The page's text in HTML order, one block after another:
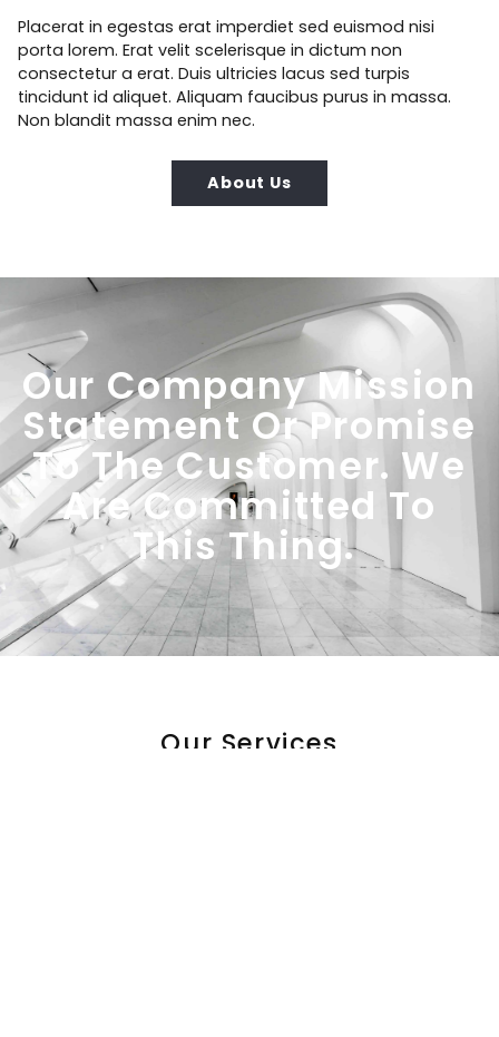
Placerat in egestas erat imperdiet sed euismod nisi
porta lorem. Erat velit scelerisque in dictum non
consectetur a erat. Duis ultricies lacus sed turpis
tincidunt id aliquet. Aliquam faucibus purus in massa.
Non blandit massa enim nec.
About Us
Our Company Mission
Statement Or Promise
To The Customer. We
Are Committed To
This Thing.
Our Services